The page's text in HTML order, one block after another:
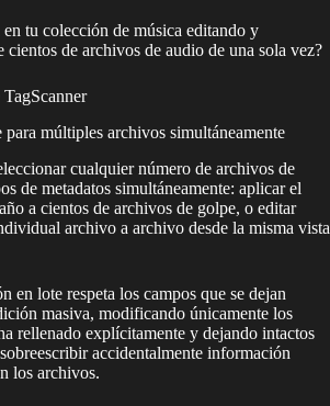
en tu colección de música editando y
cientos de archivos de audio de una sola vez?
múltiples archivos simultáneamente
cualquier número de archivos de
de metadatos simultáneamente: aplicar el
a cientos de archivos de golpe, o editar
archivo a archivo desde la misma vista
en lote respeta los campos que se dejan
masiva, modificando únicamente los
rellenado explícitamente y dejando intactos
accidentalmente información
los archivos.